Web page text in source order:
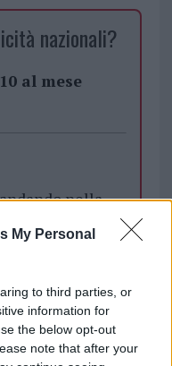
My Personal
to third parties, or
information for
the below opt-out
note that after your
nazionali?
al mese
nella
Arzachena